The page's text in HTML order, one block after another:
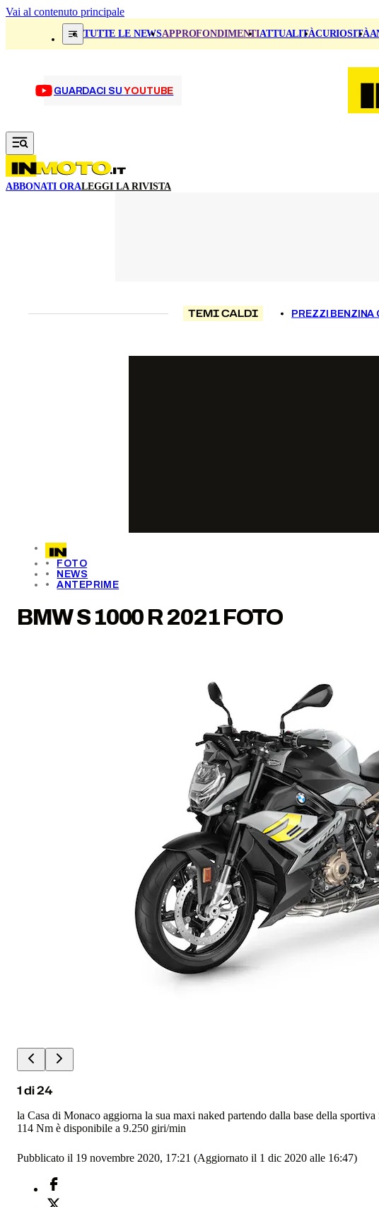
Vai al contenuto principale
TUTTE LE NEWSAPPROFONDIMENTIATTUALITÀCURIOSITÀ
GUARDACI SUYOUTUBE
ABBONATI ORALEGGI LA RIVISTA
TEMI CALDI PREZZI BENZINA
FOTO
NEWS
ANTEPRIME
BMW S 1000 R 2021 FOTO
1di24
la Casa di Monaco aggiorna la sua maxi naked partendo dalla base della
114 Nm è disponibile a 9.250 giri/min
Pubblicato il 19 novembre 2020, 17:21 (Aggiornato il 1 dic 2020 alle 16:47)